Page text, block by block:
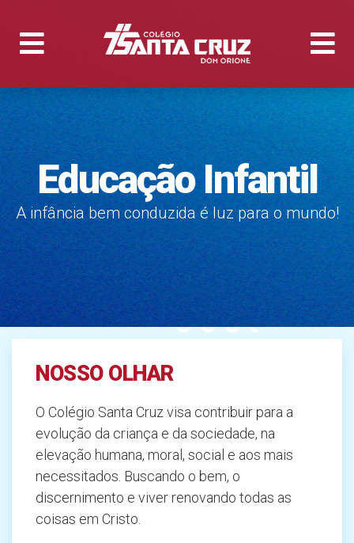
Educação Infantil
A infância bem conduzida é luz para o mundo!
NOSSO OLHAR
O Colégio Santa Cruz visa contribuir para a
evolução da criança e da sociedade, na
elevação humana, moral, social e aos mais
necessitados. Buscando o bem, o
discernimento e viver renovando todas as
coisas em Cristo.